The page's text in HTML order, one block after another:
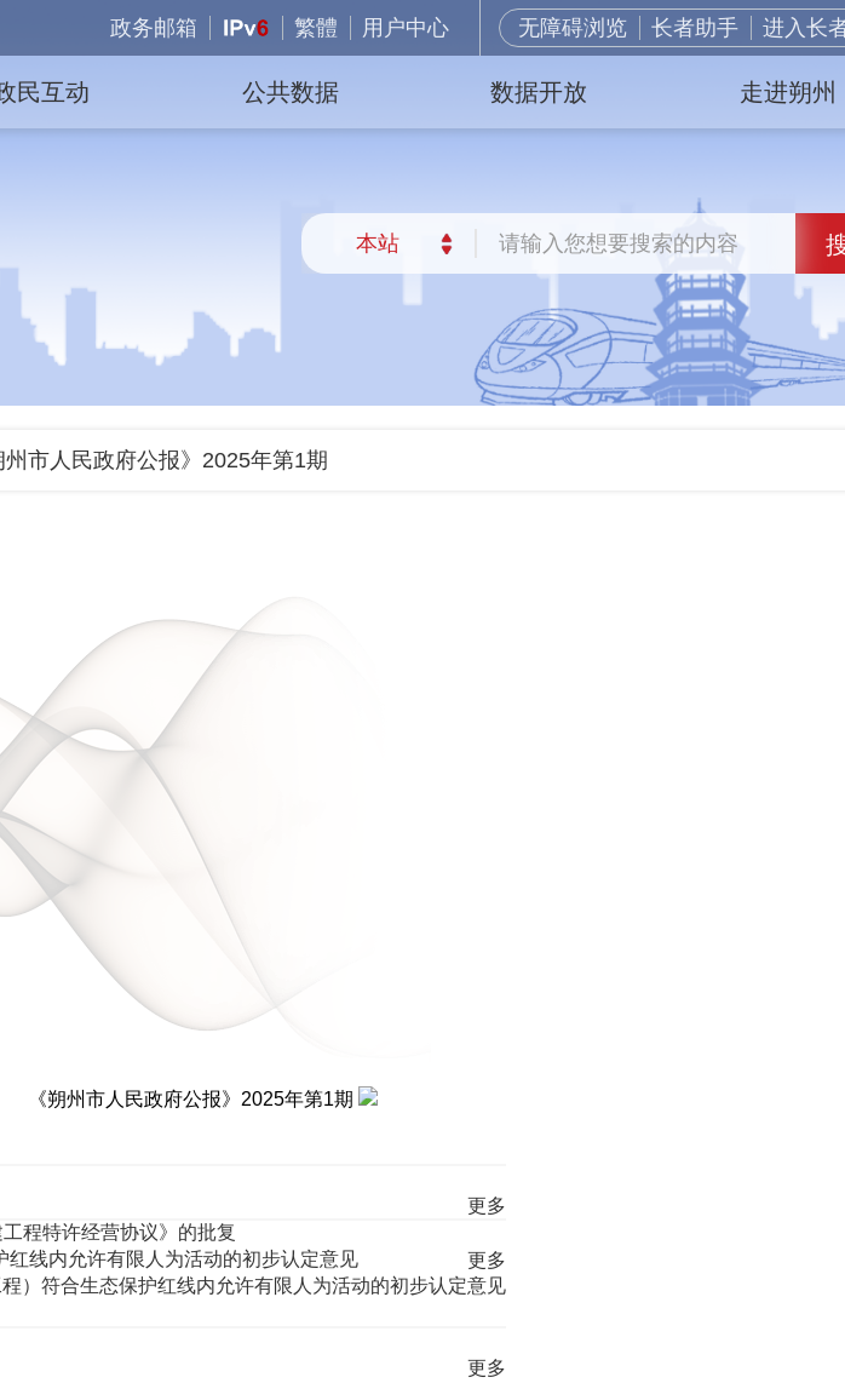
政务邮箱 繁體 用户中心 无障碍浏览 长者助手 进入长
民互动 公共数据 数据开放 走进朔州
州市人民政府公报》2025年第1期
《朔州市人民政府公报》2025年第1期
更多
更多
程特许经营协议》的批复
线内允许有限人为活动的初步认定意见
）符合生态保护红线内允许有限人为活动的初步认定意见
更多